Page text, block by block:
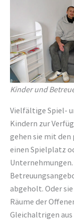
Kinder und
Vielfältige Spiel-
Kindern zur
gehen sie mit den
einen Spielplatz
abgeholt. Oder sie
Räume der
Gleichaltrigen